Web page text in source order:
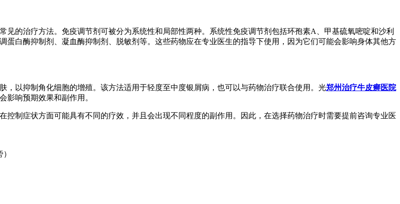
的治疗方法。免疫调节剂可被分为系统性和局部性两种。系统性免疫调节剂包括环孢素A、甲基硫氧嘧啶和沙利
蛋白酶抑制剂、凝血酶抑制剂、脱敏剂等。这些药物应在专业医生的指导下使用，因为它们可能会影响身体其他方
以抑制角化细胞的增殖。该方法适用于轻度至中度银屑病，也可以与药物治疗联合使用。光郑州治疗牛皮癣医院
影响预期效果和副作用。
制症状方面可能具有不同的疗效，并且会出现不同程度的副作用。因此，在选择药物治疗时需要提前咨询专业医